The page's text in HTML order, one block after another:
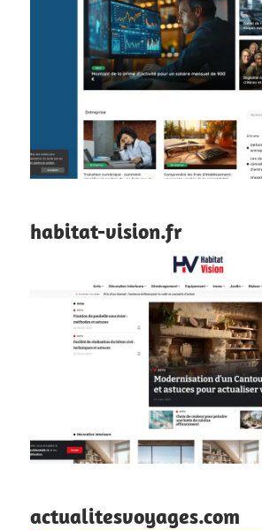
habitat-vision.fr
actualitesvoyages.com